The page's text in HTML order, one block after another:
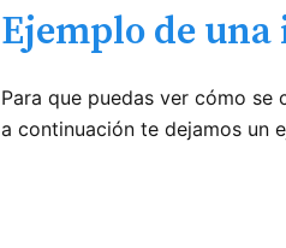
Ejemplo de
Para que puedas ver cómo
a continuación te dejamos un